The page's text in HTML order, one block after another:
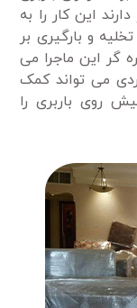
این کار را به
و بارگیری بر
گر این ماجرا می
می تواند کمک
روی باربری را